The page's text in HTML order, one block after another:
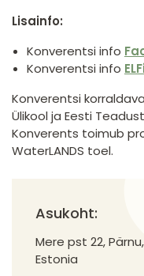
Lisainfo:
Konverentsi info
Konverentsi info
Konverentsi
Ülikool ja Eesti
Konverents toimub
WaterLANDS toel.
Asukoht:
Mere pst 22,
Estonia